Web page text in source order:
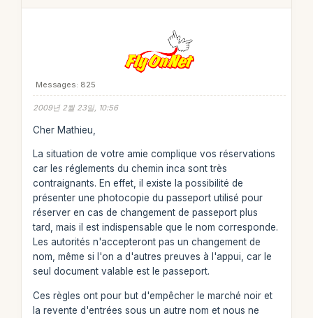
Messages: 825
2009년 2월 23일, 10:56
Cher Mathieu,
La situation de votre amie complique vos réservations
car les réglements du chemin inca sont très
contraignants. En effet, il existe la possibilité de
présenter une photocopie du passeport utilisé pour
réserver en cas de changement de passeport plus
tard, mais il est indispensable que le nom corresponde.
Les autorités n'accepteront pas un changement de
nom, même si l'on a d'autres preuves à l'appui, car le
seul document valable est le passeport.
Ces règles ont pour but d'empêcher le marché noir et
la revente d'entrées sous un autre nom et nous ne